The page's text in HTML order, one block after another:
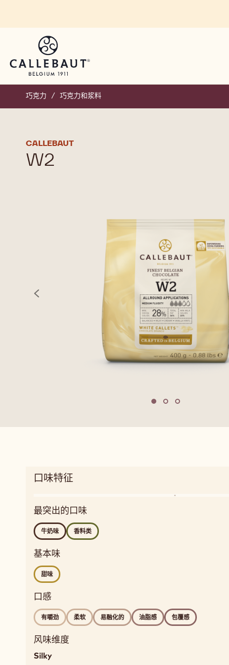
巧克力 / 巧克力和浆料
CALLEBAUT
W2
previous
Move to slide 1
Move to slide 2
Move to slide 3
口味特征
taste
profile
味
dairy,
spices
Detailed
milky,
spicy
口
感
chewy,
soft,
melting,
fatty,
最突出的口味
牛奶味 香料类
基本味
甜味
口感
有嚼劲 柔软 易融化的 油脂感 包覆感
风味维度
Silky